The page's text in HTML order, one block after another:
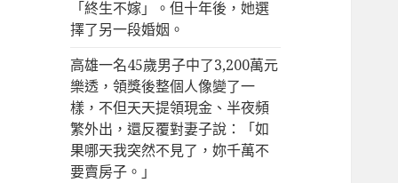
「終生不嫁」。但十年後，她選
擇了另一段婚姻。
高雄一名45歲男子中了3,200萬元
樂透，領獎後整個人像變了一
樣，不但天天提領現金、半夜頻
繁外出，還反覆對妻子說：「如
果哪天我突然不見了，妳千萬不
要賣房子。」